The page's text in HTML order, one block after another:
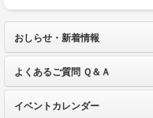
おしらせ・新着情報
よくあるご質問 Ｑ＆Ａ
イベントカレンダー